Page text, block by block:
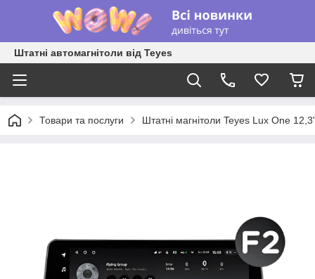
Штатні автомагнітоли від Teyes
Товари та послуги Штатні магнітоли Teyes Lux One